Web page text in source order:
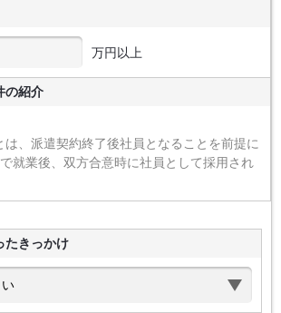
万円以上
の紹介
、派遣契約終了後社員となることを前提に
就業後、双方合意時に社員として採用され
たきっかけ